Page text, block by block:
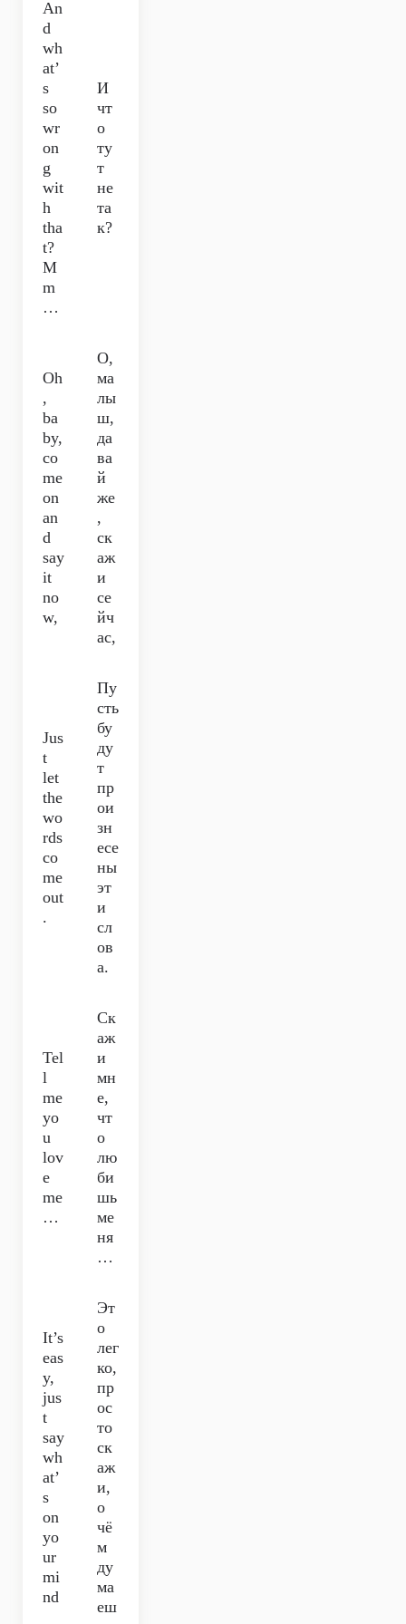
An
d
wh
at’
s
so
wr
on
g
wit
h
tha
t?
M
m
…
И
чт
о
ту
т
не
та
к?
Oh
,
ba
by,
co
me
on
an
d
say
it
no
w,
О,
ма
лы
ш,
да
ва
й
же
,
ск
аж
и
се
йч
ас,
Jus
t
let
the
wo
rds
co
me
out
.
Пу
сть
бу
ду
т
пр
ои
зн
есе
ны
эт
и
сл
ов
а.
Tel
l
me
yo
u
lov
e
me
…
Ск
аж
и
мн
е,
чт
о
лю
би
шь
ме
ня
…
It’s
eas
y,
jus
t
say
wh
at’
s
on
yo
ur
mi
nd
Эт
о
лег
ко,
пр
ос
то
ск
аж
и,
о
чё
м
ду
ма
еш